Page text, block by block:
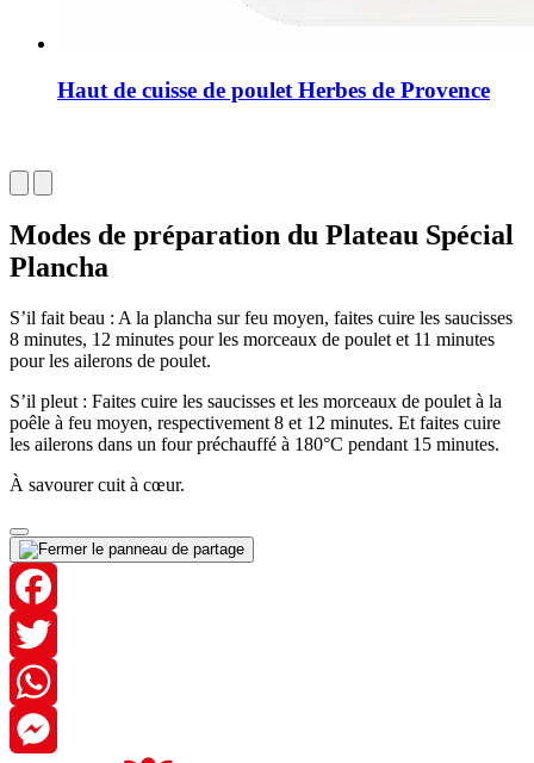
Haut de cuisse de poulet Herbes de Provence
Modes de préparation du Plateau Spécial
Plancha
S’il fait beau : A la plancha sur feu moyen, faites cuire les saucisses
8 minutes, 12 minutes pour les morceaux de poulet et 11 minutes
pour les ailerons de poulet.
S’il pleut : Faites cuire les saucisses et les morceaux de poulet à la
poêle à feu moyen, respectivement 8 et 12 minutes. Et faites cuire
les ailerons dans un four préchauffé à 180°C pendant 15 minutes.
À savourer cuit à cœur.
Facebook
Twitter
WhatsApp